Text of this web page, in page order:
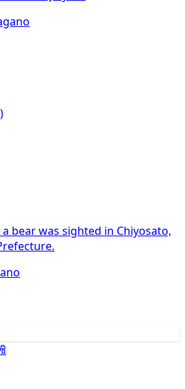
bear was sighted in Chiyosato,